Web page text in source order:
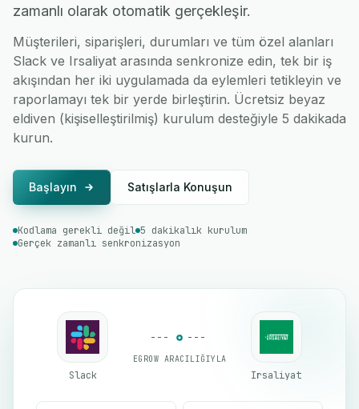
zamanlı olarak otomatik gerçekleşir.
Müşterileri, siparişleri, durumları ve tüm özel alanları
Slack ve Irsaliyat arasında senkronize edin, tek bir iş
akışından her iki uygulamada da eylemleri tetikleyin ve
raporlamayı tek bir yerde birleştirin. Ücretsiz beyaz
eldiven (kişiselleştirilmiş) kurulum desteğiyle 5 dakikada
kurun.
Başlayın Satışlarla Konuşun
Kodlama gerekli değil 5 dakikalık kurulum
Gerçek zamanlı senkronizasyon
Slack
EGROW ARACILIĞIYLA
Irsaliyat